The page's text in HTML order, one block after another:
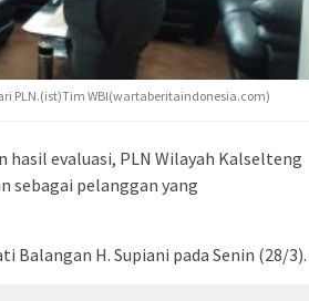
PLN.(ist)Tim WBI(wartaberitaindonesia.com)
hasil evaluasi, PLN Wilayah Kalselteng
sebagai pelanggan yang
Balangan H. Supiani pada Senin (28/3).